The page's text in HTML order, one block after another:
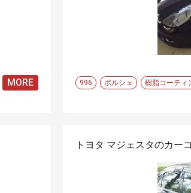
MORE 996 ポルシェ 樹脂コーティ
トヨタ マジェスタのカー